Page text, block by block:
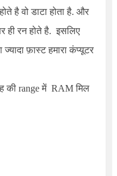
है वो डाटा होता है. और
ही रन होते है. इसलिए
फ़ास्ट हमारा कंप्यूटर
की range में RAMमिल